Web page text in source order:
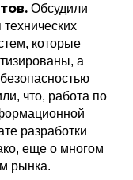
Обсудили
которые
а
что, работа по
разработки
еще о многом
рынка.